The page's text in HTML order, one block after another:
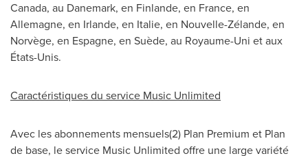
Canada, au Danemark, en Finlande, en France, en
Allemagne, en Irlande, en Italie, en Nouvelle-Zélande, en
Norvège, en Espagne, en Suède, au Royaume-Uni et aux
États-Unis.
Caractéristiques du service Music Unlimited
Avec les abonnements mensuels(2) Plan Premium et Plan
de base, le service Music Unlimited offre une large variété